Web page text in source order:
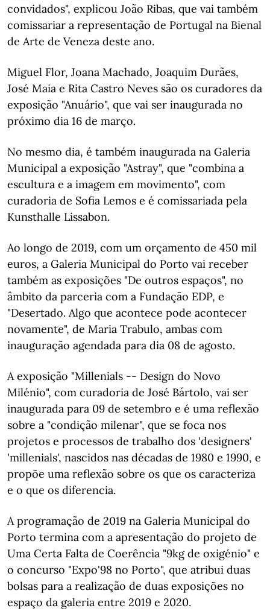
convidados", explicou João Ribas, que vai também
comissariar a representação de Portugal na Bienal
de Arte de Veneza deste ano.
Miguel Flor, Joana Machado, Joaquim Durães,
José Maia e Rita Castro Neves são os curadores da
exposição "Anuário", que vai ser inaugurada no
próximo dia 16 de março.
No mesmo dia, é também inaugurada na Galeria
Municipal a exposição "Astray", que "combina a
escultura e a imagem em movimento", com
curadoria de Sofia Lemos e é comissariada pela
Kunsthalle Lissabon.
Ao longo de 2019, com um orçamento de 450 mil
euros, a Galeria Municipal do Porto vai receber
também as exposições "De outros espaços", no
âmbito da parceria com a Fundação EDP, e
"Desertado. Algo que acontece pode acontecer
novamente", de Maria Trabulo, ambas com
inauguração agendada para dia 08 de agosto.
A exposição "Millenials -- Design do Novo
Milénio", com curadoria de José Bártolo, vai ser
inaugurada para 09 de setembro e é uma reflexão
sobre a "condição milenar", que se foca nos
projetos e processos de trabalho dos 'designers'
'millenials', nascidos nas décadas de 1980 e 1990, e
propõe uma reflexão sobre os que os caracteriza
e o que os diferencia.
A programação de 2019 na Galeria Municipal do
Porto termina com a apresentação do projeto de
Uma Certa Falta de Coerência "9kg de oxigénio" e
o concurso "Expo'98 no Porto", que atribui duas
bolsas para a realização de duas exposições no
espaço da galeria entre 2019 e 2020.